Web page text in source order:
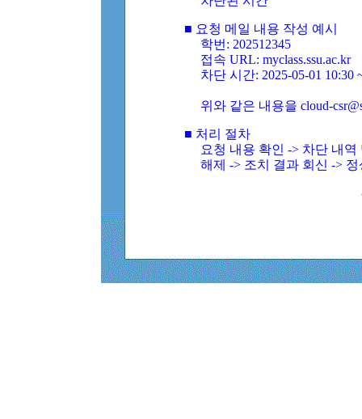
■ 요청 메일 내용 작성 예시
학번: 202512345
접속 URL: myclass.ssu.ac.kr
차단 시간: 2025-05-01 10:30
위와 같은 내용을 cloud-
■ 처리 절차
요청 내용 확인 -> 차단 내
해제 -> 조치 결과 회신 ->